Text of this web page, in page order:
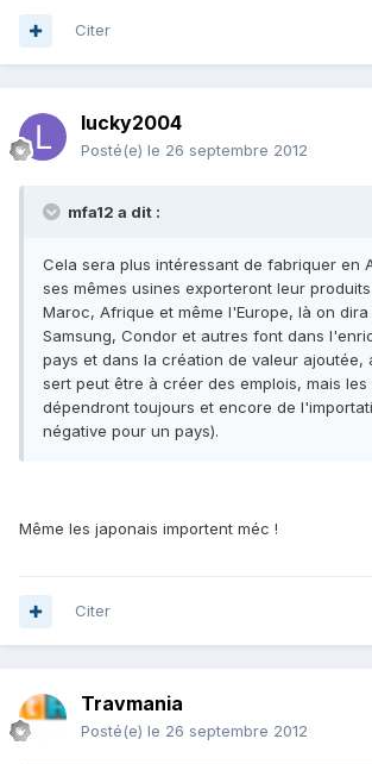
Citer
lucky2004
Posté(e) le 26 septembre 2012
mfa12 a dit :
Cela sera plus intéressant de fabriquer en
ses mêmes usines exporteront leur
Maroc, Afrique et même l'Europe, là on dira
Samsung, Condor et autres font dans
pays et dans la création de valeur ajoutée,
sert peut être à créer des emplois, mais les
dépendront toujours et encore de
négative pour un pays).
Même les japonais importent méc !
Citer
Travmania
Posté(e) le 26 septembre 2012